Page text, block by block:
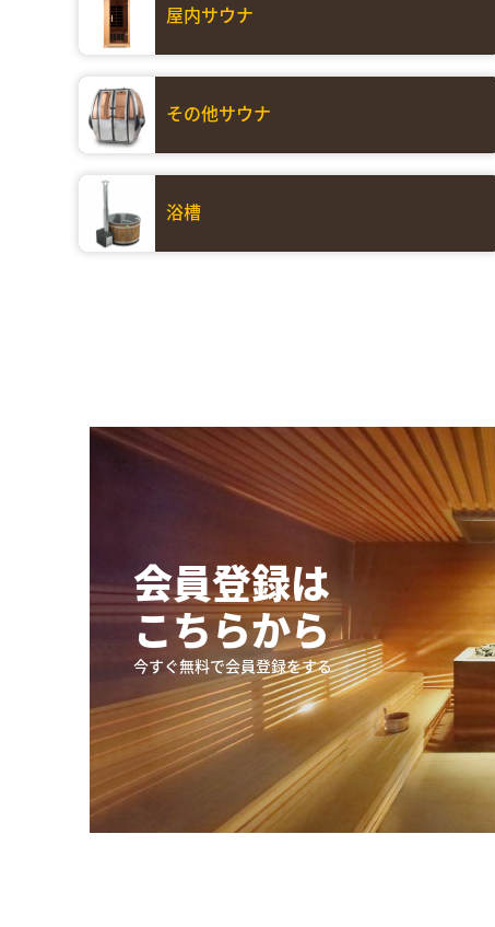
屋内サウナ
その他サウナ
浴槽
会員登録は
こちらから
今すぐ無料で会員登録をする